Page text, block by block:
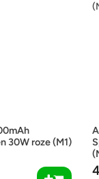
30W roze (M1)